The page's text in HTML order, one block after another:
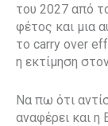
του 2027 από
φέτος και μια
το carry over
η εκτίμηση
Να πω ότι
αναφέρει και η